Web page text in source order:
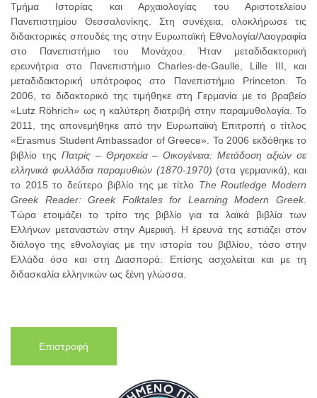
Τμήμα Ιστορίας και Αρχαιολογίας του Αριστοτελείου
Πανεπιστημίου Θεσσαλονίκης. Στη συνέχεια, ολοκλήρωσε τις
διδακτορικές σπουδές της στην Ευρωπαϊκή Εθνολογία/Λαογραφία
στο Πανεπιστήμιο του Μονάχου. Ήταν μεταδιδακτορική
ερευνήτρια στο Πανεπιστήμιο Charles-de-Gaulle, Lille III, και
μεταδιδακτορική υπότροφος στο Πανεπιστήμιο Princeton. Το
2006, το διδακτορικό της τιμήθηκε στη Γερμανία με το βραβείο
«Lutz Röhrich» ως η καλύτερη διατριβή στην παραμυθολογία. Το
2011, της απονεμήθηκε από την Ευρωπαϊκή Επιτροπή ο τίτλος
«Erasmus Student Ambassador of Greece». Το 2006 εκδόθηκε το
βιβλίο της Πατρίς – Θρησκεία – Οικογένεια: Μετάδοση αξιών σε
ελληνικά φυλλάδια παραμυθιών (1870-1970) (στα γερμανικά), και
το 2015 το δεύτερο βιβλίο της με τίτλο The Routledge Modern
Greek
Reader:Greek Folktales for Learning Modern Greek.
Τώρα ετοιμάζει το τρίτο της βιβλίο για τα λαϊκά βιβλία των
Ελλήνων μεταναστών στην Αμερική. Η έρευνά της εστιάζει στον
διάλογο της εθνολογίας με την ιστορία του βιβλίου, τόσο στην
Ελλάδα όσο και στη Διασπορά. Επίσης ασχολείται και με τη
διδασκαλία ελληνικών ως ξένη γλώσσα.
Επιστροφή